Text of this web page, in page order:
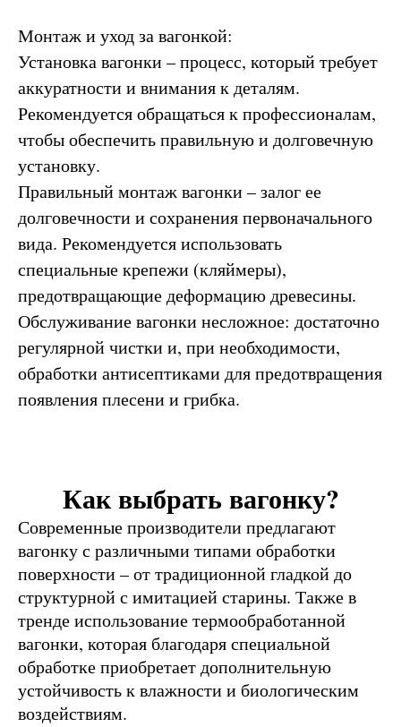
Монтаж и уход за вагонкой:
Установка вагонки – процесс, который требует
аккуратности и внимания к деталям.
Рекомендуется обращаться к профессионалам,
чтобы обеспечить правильную и долговечную
установку.
Правильный монтаж вагонки – залог ее
долговечности и сохранения первоначального
вида. Рекомендуется использовать
специальные крепежи (кляймеры),
предотвращающие деформацию древесины.
Обслуживание вагонки несложное: достаточно
регулярной чистки и, при необходимости,
обработки антисептиками для предотвращения
появления плесени и грибка.
Как выбрать вагонку?
Современные производители предлагают
вагонку с различными типами обработки
поверхности – от традиционной гладкой до
структурной с имитацией старины. Также в
тренде использование термообработанной
вагонки, которая благодаря специальной
обработке приобретает дополнительную
устойчивость к влажности и биологическим
воздействиям.